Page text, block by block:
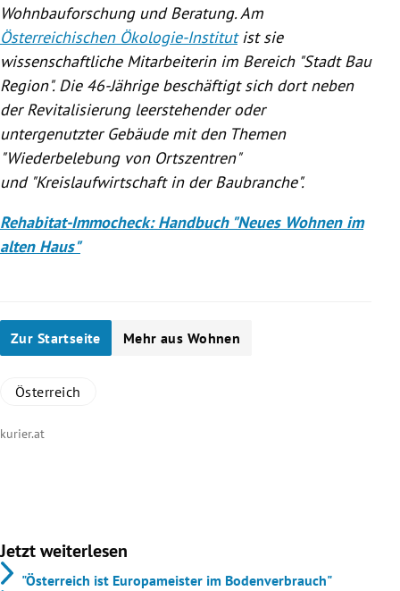
Wohnbauforschung und Beratung. Am
Österreichischen Ökologie-Institutist sie
wissenschaftliche Mitarbeiterin im Bereich "Stadt Bau
Region". Die 46-Jährige beschäftigt sich dort neben
der Revitalisierung leerstehender oder
untergenutzter Gebäude mit den Themen
"Wiederbelebung von Ortszentren"
und "Kreislaufwirtschaft in derBaubranche".
Rehabitat-Immocheck: Handbuch "Neues Wohnen im
alten Haus"
Zur Startseite Mehr aus Wohnen
Österreich
kurier.at
Jetzt weiterlesen
"Österreich ist Europameister im Bodenverbrauch"